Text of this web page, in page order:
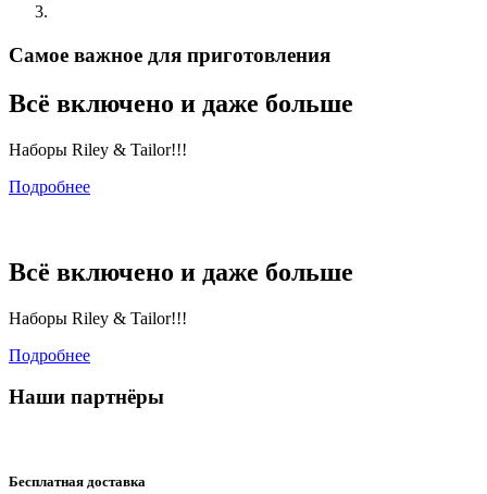
Самое важное для приготовления
Всё включено и даже больше
Наборы Riley & Tailor!!!
Подробнее
Всё включено и даже больше
Наборы Riley & Tailor!!!
Подробнее
Наши партнёры
Бесплатная доставка